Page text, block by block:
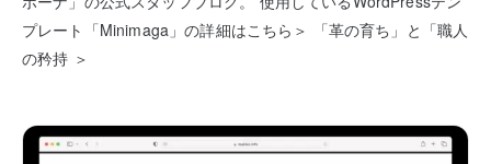
プレート「Minimaga」の詳細はこちら＞ 「革の育ち」と「職人
の矜持 ＞